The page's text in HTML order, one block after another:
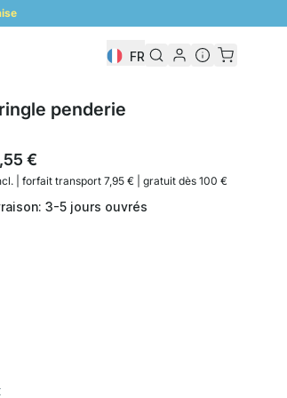
FR
penderie
€
| forfait transport 7,95 € | gratuit dès 100 €
3-5 jours ouvrés